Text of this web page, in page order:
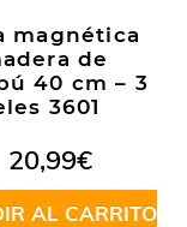
magnética
de
40 cm – 3
3601
20,99€
AL CARRITO